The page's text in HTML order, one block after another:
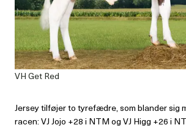
VH Get Red
Jersey tilføjer to tyrefædre, som blander sig
racen: VJ Jojo +28 i NTM og VJ Higg +26 i